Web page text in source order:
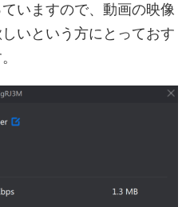
いますので、動画の映像
いという方にとっておす